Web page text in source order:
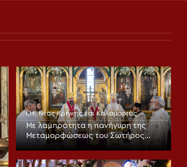
Ι.Μ. Νέας Κρήνης και Καλαμαριάς
Με λαμπρότητα η πανήγυρη της
Μεταμορφώσεως του Σωτήρος
στην Καλαμαριά (ΦΩΤΟ)